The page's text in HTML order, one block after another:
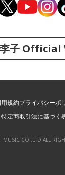
李子 Official
用規約プライバシーポ
特定商取引法に基づく
MUSIC CO.,LTD ALL